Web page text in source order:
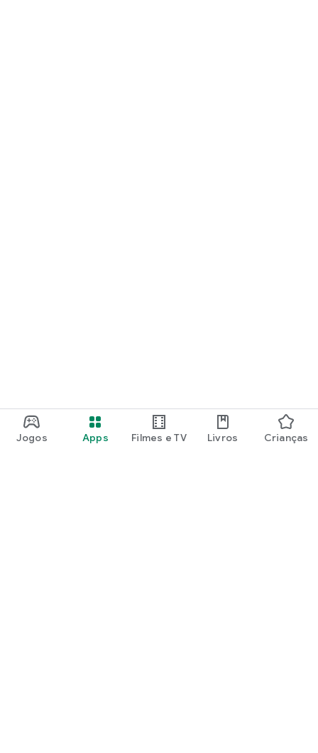
Jogos Apps Filmes e TV Livros Crianças